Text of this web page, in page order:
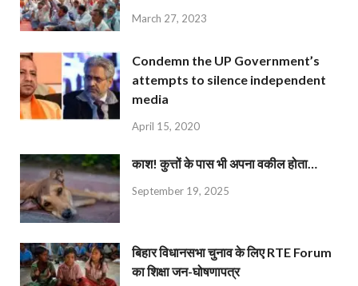
March 27, 2023
Condemn the UP Government’s
attempts to silence independent
media
April 15, 2020
काश! कुत्तों के पास भी अपना वकील होता…
September 19, 2025
बिहार विधानसभा चुनाव के लिए RTE Forum
का शिक्षा जन-घोषणापत्र